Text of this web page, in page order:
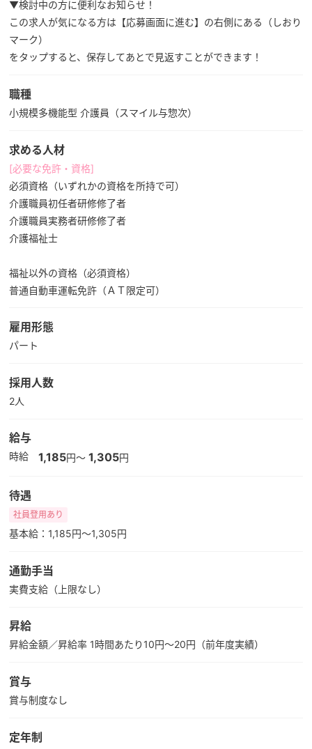
▼検討中の方に便利なお知らせ！
この求人が気になる方は【応募画面に進む】の右側にある（しおり
マーク）
をタップすると、保存してあとで見返すことができます！
職種
小規模多機能型 介護員（スマイル与惣次）
求める人材
[必要な免許・資格]
必須資格（いずれかの資格を所持で可）
介護職員初任者研修修了者
介護職員実務者研修修了者
介護福祉士
福祉以外の資格（必須資格）
普通自動車運転免許（ＡＴ限定可）
雇用形態
パート
採用人数
2人
給与
時給 1,185円～1,305円
待遇
社員登用あり
基本給：1,185円～1,305円
通勤手当
実費支給（上限なし）
昇給
昇給金額／昇給率 1時間あたり10円～20円（前年度実績）
賞与
賞与制度なし
定年制